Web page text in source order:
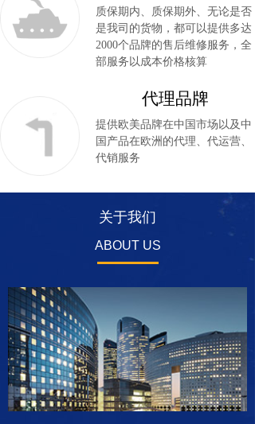
质保期内、质保期外、无论是否
是我司的货物，都可以提供多达
2000个品牌的售后维修服务，全
部服务以成本价格核算
代理品牌
提供欧美品牌在中国市场以及中
国产品在欧洲的代理、代运营、
代销服务
ABOUT US
关于我们